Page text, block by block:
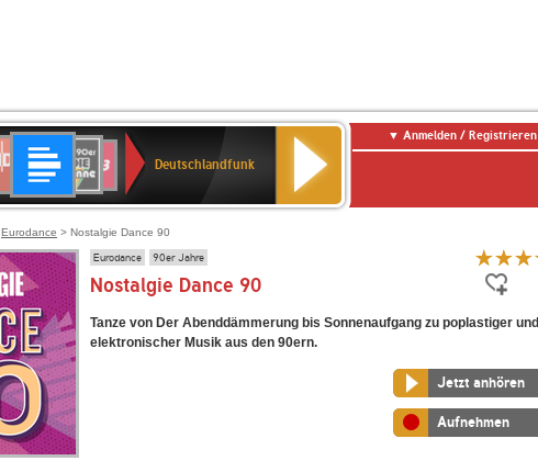
Deutschlandfunk
80er
90er
OLDIE
ANTENNE
SWR3
Deutschlandfunk
Anmelden / Registrieren
Eurodance > Nostalgie Dance 90
Eurodance 90er Jahre
Nostalgie Dance 90
Tanze von Der Abenddämmerung bis Sonnenaufgang zu poplastiger und
elektronischer Musik aus den 90ern.
Jetzt anhören
Aufnehmen